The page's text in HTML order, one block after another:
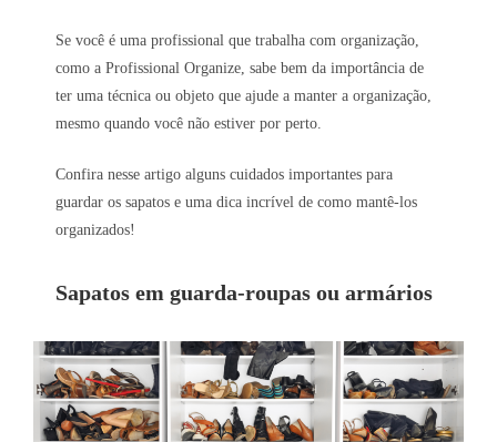
Se você é uma profissional que trabalha com organização,
como a Profissional Organize, sabe bem da importância de
ter uma técnica ou objeto que ajude a manter a organização,
mesmo quando você não estiver por perto.
Confira nesse artigo alguns cuidados importantes para
guardar os sapatos e uma dica incrível de como mantê-los
organizados!
Sapatos em guarda-roupas ou armários